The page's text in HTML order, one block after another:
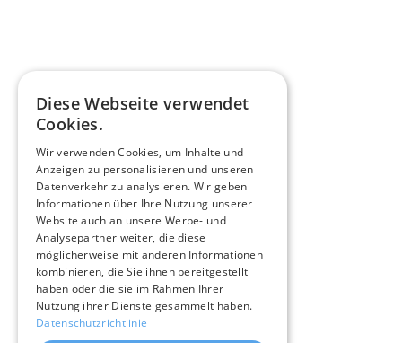
Diese Webseite verwendet
Cookies.
Wir verwenden Cookies, um Inhalte und
Anzeigen zu personalisieren und unseren
Datenverkehr zu analysieren. Wir geben
Informationen über Ihre Nutzung unserer
Website auch an unsere Werbe- und
Analysepartner weiter, die diese
möglicherweise mit anderen Informationen
kombinieren, die Sie ihnen bereitgestellt
haben oder die sie im Rahmen Ihrer
Nutzung ihrer Dienste gesammelt haben.
Datenschutzrichtlinie